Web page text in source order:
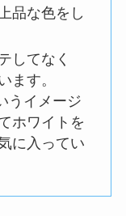
品な色をし
してなく
ます。
うイメージ
ホワイトを
に入ってい